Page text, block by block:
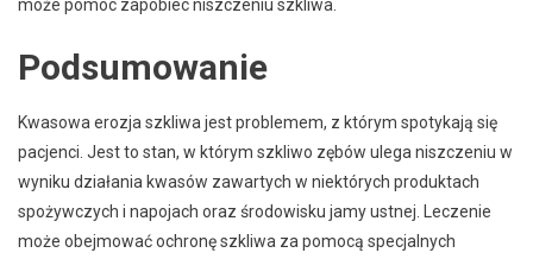
może pomóc zapobiec niszczeniu szkliwa.
Podsumowanie
Kwasowa erozja szkliwa jest problemem, z którym spotykają się
pacjenci. Jest to stan, w którym szkliwo zębów ulega niszczeniu w
wyniku działania kwasów zawartych w niektórych produktach
spożywczych i napojach oraz środowisku jamy ustnej. Leczenie
może obejmować ochronę szkliwa za pomocą specjalnych